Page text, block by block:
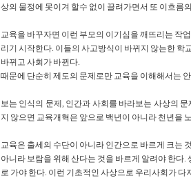
상의 물정에 못이겨 할수 없이 끌려가면서 또 이흐름
교육을 바꾸자면 이런 부모의 이기심을 깨뜨리는 작
리기 시작한다. 이들의 사고방식이 바뀌지 않는한
바뀌고 사회가 바뀐다.
때문에 단순히 제도의 문제로만 교육을 이해해서는
보는 인식의 문제, 인간과 사회를 바라보는 사상의
지 않으면 교육개혁은 앞으로 백년이 아니라 천년을
교육은 출세의 수단이 아니라 인간으로 바르게 크는
아니라 보람을 위해 산다는 것을 바르게 알려야 한다
로 가야 한다. 이런 기초적인 사상으로 우리사회가